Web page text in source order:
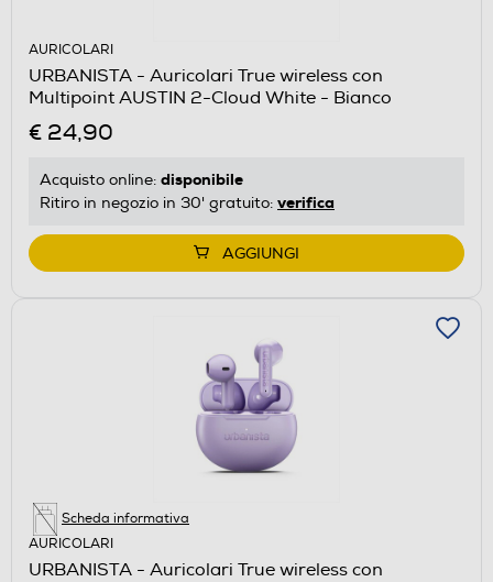
AURICOLARI
URBANISTA - Auricolari True wireless con
Multipoint AUSTIN 2-Cloud White - Bianco
€ 24,90
Acquisto online: disponibile
Ritiro in negozio in 30' gratuito: verifica
AGGIUNGI
Scheda informativa
AURICOLARI
URBANISTA - Auricolari True wireless con